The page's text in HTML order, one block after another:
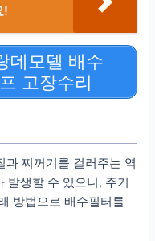
!
데모델 배수
고장수리
과 찌꺼기를 걸러주는 역
발생할 수 있으니, 주기
방법으로 배수필터를